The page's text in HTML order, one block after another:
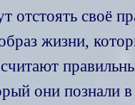
отстоять своё
жизни,
они познали